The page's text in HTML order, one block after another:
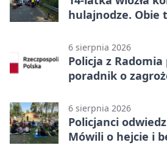
hulajnodze. Obie
6 sierpnia 2026
Policja z Radomia
poradnik o
6 sierpnia 2026
Policjanci
Mówili o hejcie i